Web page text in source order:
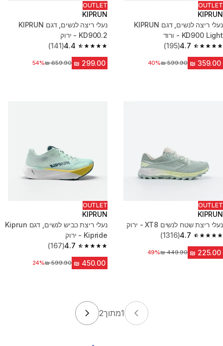
OUTLET
KIPRUN
נעלי ריצה לנשים, דגם KIPRUN
KD900 Light - ורוד
4.7
4.7 out of 5 stars from 195 reviews
(195)
מחיר לפני הנחה
40%
OUTLET
KIPRUN
נעלי ריצה לנשים, דגם KIPRUN
KD900.2 - ירוק
4.4
4.4 out of 5 stars from 141 reviews
(141)
מחיר לפני הנחה
54%
OUTLET
KIPRUN
נעלי ריצת שטח לנשים XT8 - ירוק
4.7
4.7 out of 5 stars from 1316 reviews
(1316)
מחיר לפני הנחה
49%
OUTLET
KIPRUN
נעלי ריצת כביש לנשים, דגם Kiprun
Kipride - ירוק
4.7
4.7 out of 5 stars from 167 reviews
(167)
מחיר לפני הנחה
24%
1מתוך2